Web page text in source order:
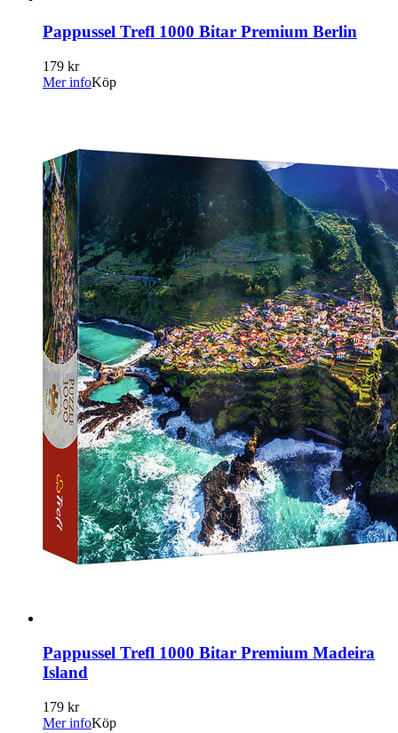
Pappussel Trefl 1000 Bitar Premium Berlin
179 kr
Mer infoKöp
Pappussel Trefl 1000 Bitar Premium Madeira
Island
179 kr
Mer infoKöp